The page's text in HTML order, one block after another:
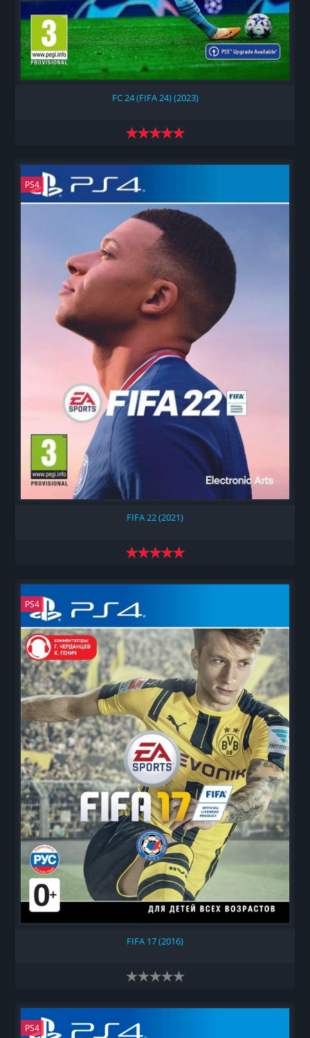
FC 24 (FIFA 24) (2023)
PS4
FIFA 22 (2021)
PS4
FIFA 17 (2016)
PS4